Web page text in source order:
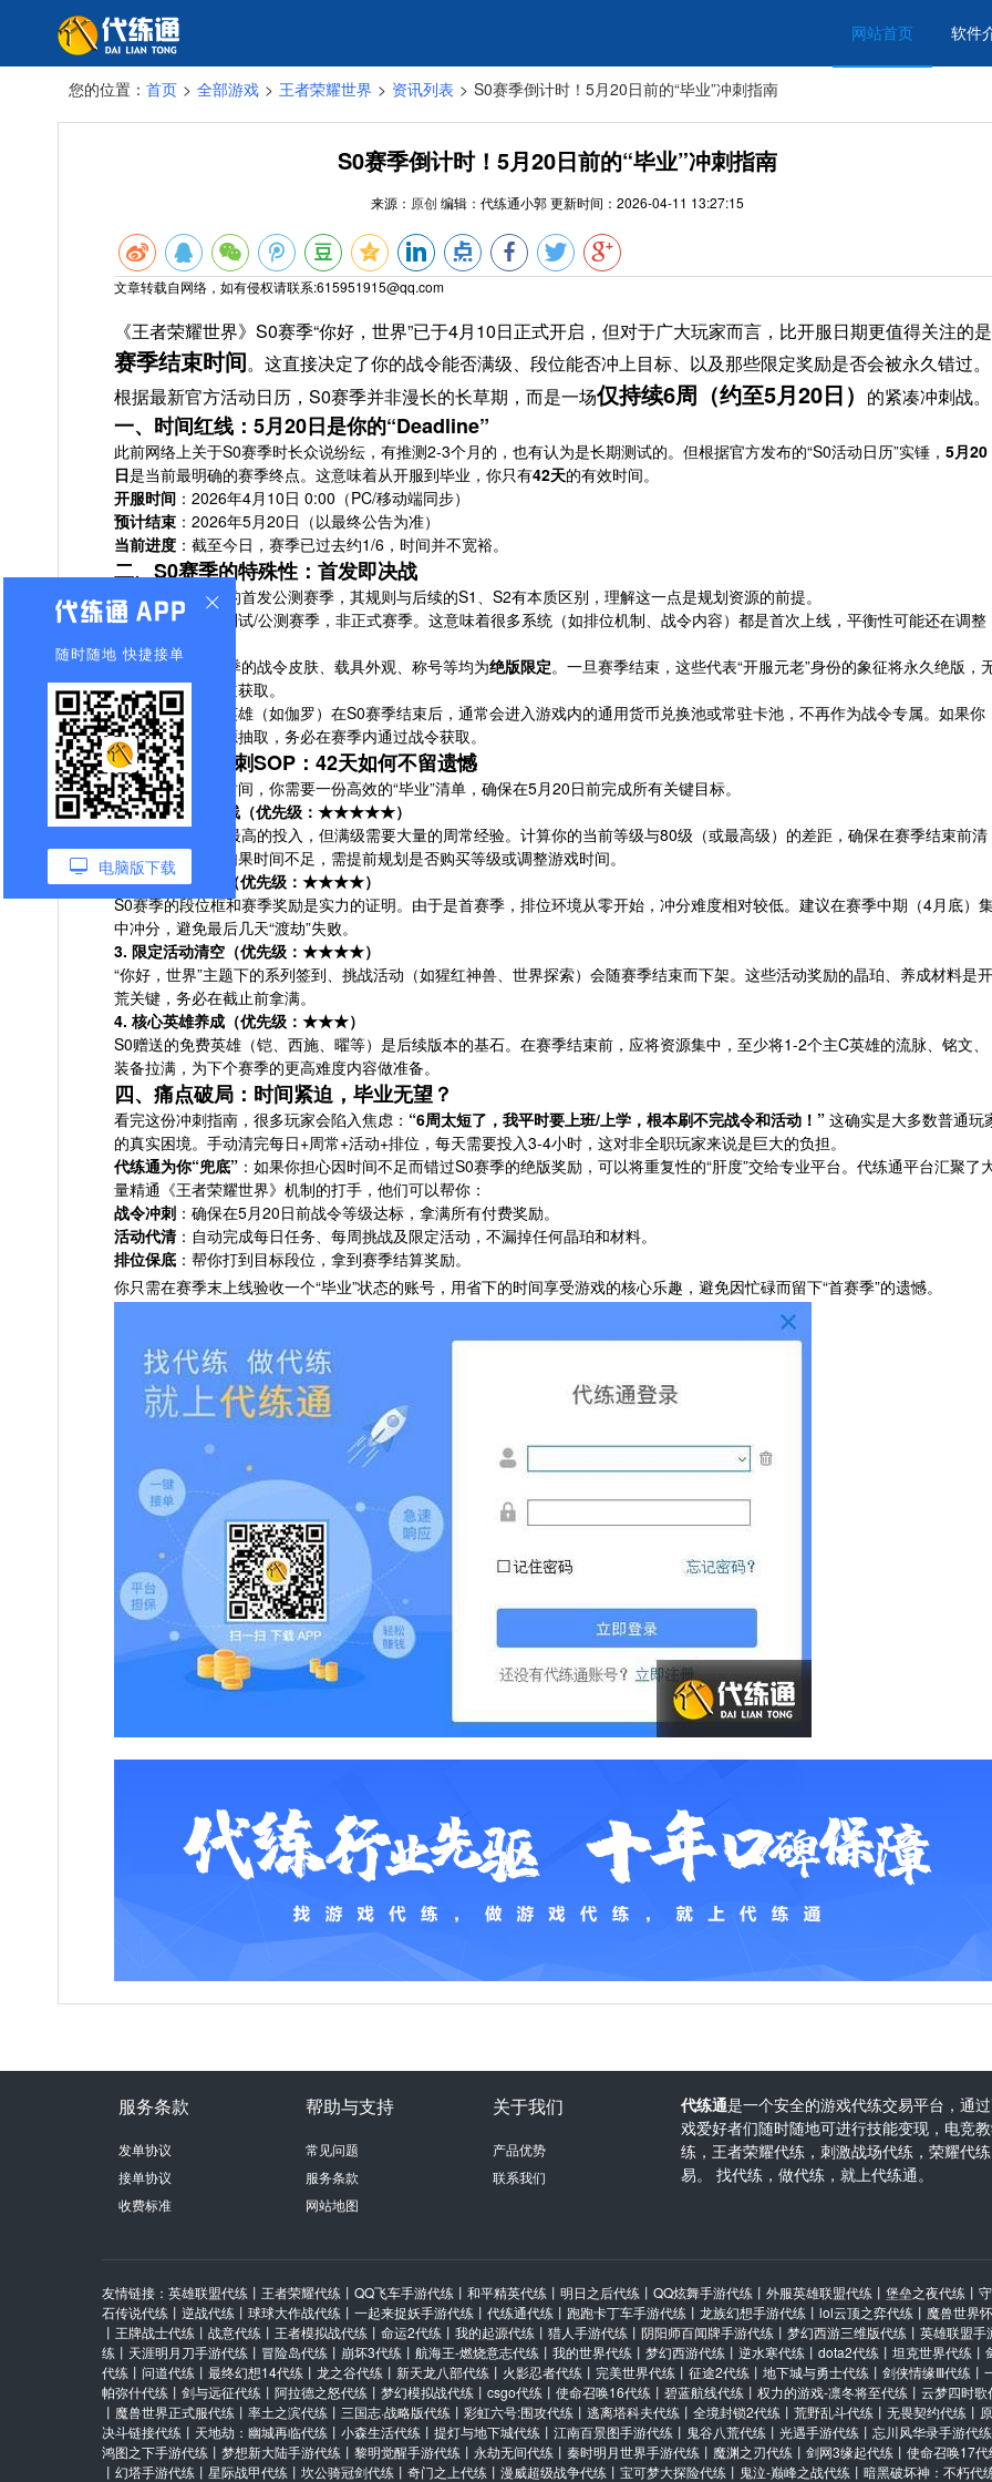
网站首页 软件
您的位置： 首页 > 全部游戏 > 王者荣耀世界 > 资讯列表 > S0赛季倒计时！5月20日前的“毕业”冲刺指南
S0赛季倒计时！5月20日前的“毕业”冲刺指南
来源： 原创 编辑： 代练通小郭更新时间： 2026-04-11 13:27:15
文章转载自网络，如有侵权请联系:615951915@qq.com
《王者荣耀世界》S0赛季“你好，世界”已于4月10日正式开启，但对于广大玩家而言，比开服日期更值得关注的是
赛季结束时间。这直接决定了你的战令能否满级、段位能否冲上目标、以及那些限定奖励是否会被永久错过。
根据最新官方活动日历，S0赛季并非漫长的长草期，而是一场仅持续6周（约至5月20日） 的紧凑冲刺战。
一、时间红线：5月20日是你的“Deadline”
此前网络上关于S0赛季时长众说纷纭，有推测2-3个月的，也有认为是长期测试的。但根据官方发布的“S0活动日历”实锤， 5月20
日是当前最明确的赛季终点。这意味着从开服到毕业，你只有42天的有效时间。
开服时间 ：2026年4月10日 0:00（PC/移动端同步）
预计结束 ：2026年5月20日（以最终公告为准）
当前进度 ：截至今日，赛季已过去约1/6，时间并不宽裕。
二、S0赛季的特殊性：首发即决战
S0赛季作为游戏的首发公测赛季，其规则与后续的S1、S2有本质区别，理解这一点是规划资源的前提。
性质：属于首发测试/公测赛季，非正式赛季。这意味着很多系统（如排位机制、战令内容）都是首次上线，平衡性可能还在调整
中。
限定奖励 ：S0赛季的战令皮肤、载具外观、称号等均为绝版限定。一旦赛季结束，这些代表“开服元老”身份的象征将永久绝版，
法再通过任何渠道获取。
英雄归宿：战令英雄（如伽罗）在S0赛季结束后，通常会进入游戏内的通用货币兑换池或常驻卡池，不再作为战令专属。如果你
不想花费后续资源抽取，务必在赛季内通过战令获取。
三、倒计时冲刺SOP：42天如何不留遗憾
面对仅剩的几周时间，你需要一份高效的“毕业”清单，确保在5月20日前完成所有关键目标。
1. 战令满级是底线（优先级：★★★★★）
S0战令是性价比最高的投入，但满级需要大量的周常经验。计算你的当前等级与80级（或最高级）的差距，确保在赛季结束前清
空所有周任务。如果时间不足，需提前规划是否购买等级或调整游戏时间。
2. 排位段位冲分（优先级：★★★★）
S0赛季的段位框和赛季奖励是实力的证明。由于是首赛季，排位环境从零开始，冲分难度相对较低。建议在赛季中期（4月底）
中冲分，避免最后几天“渡劫”失败。
3. 限定活动清空（优先级：★★★★）
“你好，世界”主题下的系列签到、挑战活动（如猩红神兽、世界探索）会随赛季结束而下架。这些活动奖励的晶珀、养成材料是开
荒关键，务必在截止前拿满。
4. 核心英雄养成（优先级：★★★）
S0赠送的免费英雄（铠、西施、曜等）是后续版本的基石。在赛季结束前，应将资源集中，至少将1-2个主C英雄的流脉、铭文、
装备拉满，为下个赛季的更高难度内容做准备。
四、痛点破局：时间紧迫，毕业无望？
看完这份冲刺指南，很多玩家会陷入焦虑： “6周太短了，我平时要上班/上学，根本刷不完战令和活动！” 这确实是大多数普通玩
的真实困境。手动清完每日+周常+活动+排位，每天需要投入3-4小时，这对非全职玩家来说是巨大的负担。
代练通为你“兜底” ：如果你担心因时间不足而错过S0赛季的绝版奖励，可以将重复性的“肝度”交给专业平台。代练通平台汇聚了
量精通《王者荣耀世界》机制的打手，他们可以帮你：
战令冲刺 ：确保在5月20日前战令等级达标，拿满所有付费奖励。
活动代清：自动完成每日任务、每周挑战及限定活动，不漏掉任何晶珀和材料。
排位保底 ：帮你打到目标段位，拿到赛季结算奖励。
你只需在赛季末上线验收一个“毕业”状态的账号，用省下的时间享受游戏的核心乐趣，避免因忙碌而留下“首赛季”的遗憾。
服务条款
发单协议
接单协议
收费标准
帮助与支持
常见问题
服务条款
网站地图
关于我们
产品优势
联系我们
代练通是一个安全的游戏代练交易平台，通
戏爱好者们随时随地可进行技能变现，电竞
练，王者荣耀代练，刺激战场代练，荣耀代
易。 找代练，做代练，就上代练通。
友情链接： 英雄联盟代练 丨 王者荣耀代练 丨 QQ飞车手游代练 丨 和平精英代练 丨 明日之后代练 丨 QQ炫舞手游代练 丨 外服英雄联盟代练 丨 堡垒之夜代练 丨
石传说代练 丨 逆战代练 丨 球球大作战代练 丨 一起来捉妖手游代练 丨 代练通代练 丨 跑跑卡丁车手游代练 丨 龙族幻想手游代练 丨 lol云顶之弈代练 丨 魔兽世界
丨 王牌战士代练 丨 战意代练 丨 王者模拟战代练 丨 命运2代练 丨 我的起源代练 丨 猎人手游代练 丨 阴阳师百闻牌手游代练 丨 梦幻西游三维版代练 丨 英雄联盟手
练 丨 天涯明月刀手游代练 丨 冒险岛代练 丨 崩坏3代练 丨 航海王-燃烧意志代练 丨 我的世界代练 丨 梦幻西游代练 丨 逆水寒代练 丨 dota2代练 丨 坦克世界代练 丨
代练 丨 问道代练 丨 最终幻想14代练 丨 龙之谷代练 丨 新天龙八部代练 丨 火影忍者代练 丨 完美世界代练 丨 征途2代练 丨 地下城与勇士代练 丨 剑侠情缘Ⅲ代练 丨
帕弥什代练 丨 剑与远征代练 丨 阿拉德之怒代练 丨 梦幻模拟战代练 丨 csgo代练 丨 使命召唤16代练 丨 碧蓝航线代练 丨 权力的游戏-凛冬将至代练 丨 云梦四时歌
丨 魔兽世界正式服代练 丨 率土之滨代练 丨 三国志·战略版代练 丨 彩虹六号:围攻代练 丨 逃离塔科夫代练 丨 全境封锁2代练 丨 荒野乱斗代练 丨 无畏契约代练 丨
决斗链接代练 丨 天地劫：幽城再临代练 丨 小森生活代练 丨 提灯与地下城代练 丨 江南百景图手游代练 丨 鬼谷八荒代练 丨 光遇手游代练 丨 忘川风华录手游代练
鸿图之下手游代练 丨 梦想新大陆手游代练 丨 黎明觉醒手游代练 丨 永劫无间代练 丨 秦时明月世界手游代练 丨 魔渊之刃代练 丨 剑网3缘起代练 丨 使命召唤17代
丨 幻塔手游代练 丨 星际战甲代练 丨 坎公骑冠剑代练 丨 奇门之上代练 丨 漫威超级战争代练 丨 宝可梦大探险代练 丨 鬼泣-巅峰之战代练 丨 暗黑破坏神：不朽代
随时随地 快捷接单
电脑版下载